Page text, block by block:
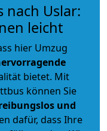
nach Uslar:
leicht
hier Umzug
bietet. Mit
können Sie
und
dafür, dass Ihre